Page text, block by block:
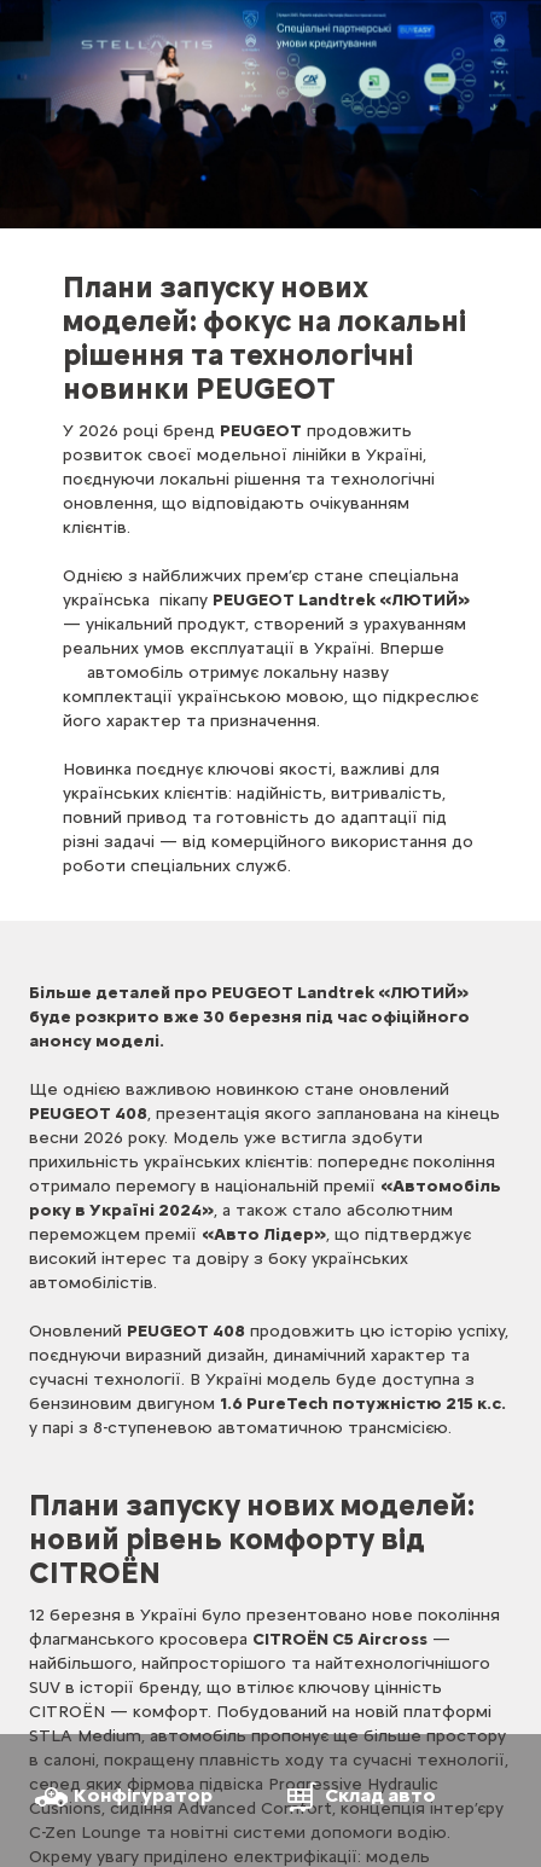
Плани запуску нових
моделей: фокус на локальні
рішення та технологічні
новинки PEUGEOT
У 2026 році бренд PEUGEOT продовжить
розвиток своєї модельної лінійки в Україні,
поєднуючи локальні рішення та технологічні
оновлення, що відповідають очікуванням
клієнтів.
Однією з найближчих прем’єр стане спеціальна
українська пікапу PEUGEOT Landtrek «ЛЮТИЙ»
— унікальний продукт, створений з урахуванням
реальних умов експлуатації в Україні. Вперше
автомобіль отримує локальну назву
комплектації українською мовою, що підкреслює
його характер та призначення.
Новинка поєднує ключові якості, важливі для
українських клієнтів: надійність, витривалість,
повний привод та готовність до адаптації під
різні задачі — від комерційного використання до
роботи спеціальних служб.
Більше деталей про PEUGEOT Landtrek «ЛЮТИЙ»
буде розкрито вже 30 березня під час офіційного
анонсу моделі.
Ще однією важливою новинкою стане оновлений
PEUGEOT 408, презентація якого запланована на кінець
весни 2026 року. Модель уже встигла здобути
прихильність українських клієнтів: попереднє покоління
отримало перемогу в національній премії «Автомобіль
року в Україні 2024», а також стало абсолютним
переможцем премії «Авто Лідер», що підтверджує
високий інтерес та довіру з боку українських
автомобілістів.
Оновлений PEUGEOT 408 продовжить цю історію успіху,
поєднуючи виразний дизайн, динамічний характер та
сучасні технології. В Україні модель буде доступна з
бензиновим двигуном 1.6 PureTech потужністю 215 к.с.
у парі з 8-ступеневою автоматичною трансмісією.
Плани запуску нових моделей:
новий рівень комфорту від
CITROËN
12 березня в Україні було презентовано нове покоління
флагманського кросовера CITROËN C5 Aircross —
найбільшого, найпросторішого та найтехнологічнішого
SUV в історії бренду, що втілює ключову цінність
CITROËN — комфорт. Побудований на новій платформі
STLA Medium, автомобіль пропонує ще більше простору
в салоні, покращену плавність ходу та сучасні технології,
серед яких фірмова підвіска Progressive Hydraulic
Cushions, сидіння Advanced Comfort, концепція інтер’єру
C-Zen Lounge та новітні системи допомоги водію.
Окрему увагу приділено електрифікації: модель
Конфігуратор Склад авто